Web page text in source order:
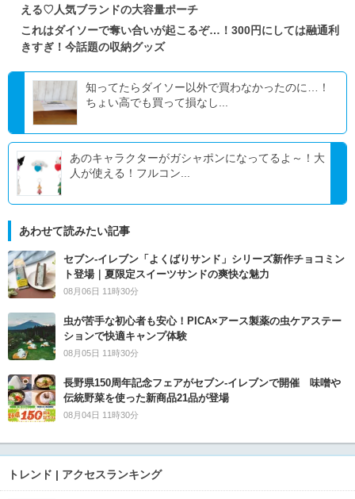
える♡人気ブランドの大容量ポーチ
これはダイソーで奪い合いが起こるぞ…！300円にしては融通利
きすぎ！今話題の収納グッズ
知ってたらダイソー以外で買わなかったのに…！
ちょい高でも買って損なし...
あのキャラクターがガシャポンになってるよ～！大
人が使える！フルコン...
あわせて読みたい記事
セブン‐イレブン「よくばりサンド」シリーズ新作チョコミン
ト登場｜夏限定スイーツサンドの爽快な魅力
08月06日 11時30分
虫が苦手な初心者も安心！PICA×アース製薬の虫ケアステー
ションで快適キャンプ体験
08月05日 11時30分
長野県150周年記念フェアがセブン-イレブンで開催 味噌や
伝統野菜を使った新商品21品が登場
08月04日 11時30分
トレンド | アクセスランキング